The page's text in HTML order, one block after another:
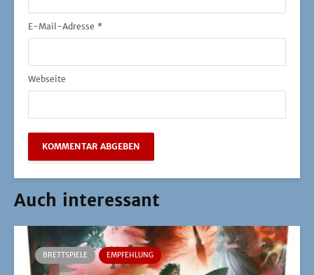
E-Mail-Adresse *
Webseite
Auch interessant
BRETTSPIELE EMPFEHLUNG